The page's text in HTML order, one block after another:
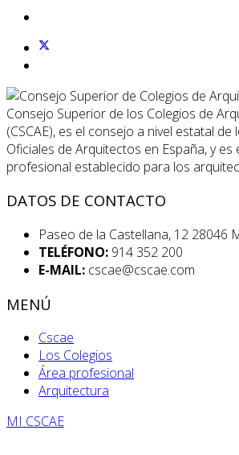
Consejo Superior de los Colegios de
(CSCAE), es el consejo a nivel estatal de
Oficiales de Arquitectos en España, y es
profesional establecido para los
DATOS DE CONTACTO
Paseo de la Castellana, 12 28046
TELÉFONO: 914 352 200
E-MAIL: cscae@cscae.com
MENÚ
Cscae
Los Colegios
Área profesional
Arquitectura
MI CSCAE